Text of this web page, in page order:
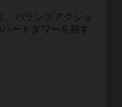
バランスアクショ
ートタワーを崩す